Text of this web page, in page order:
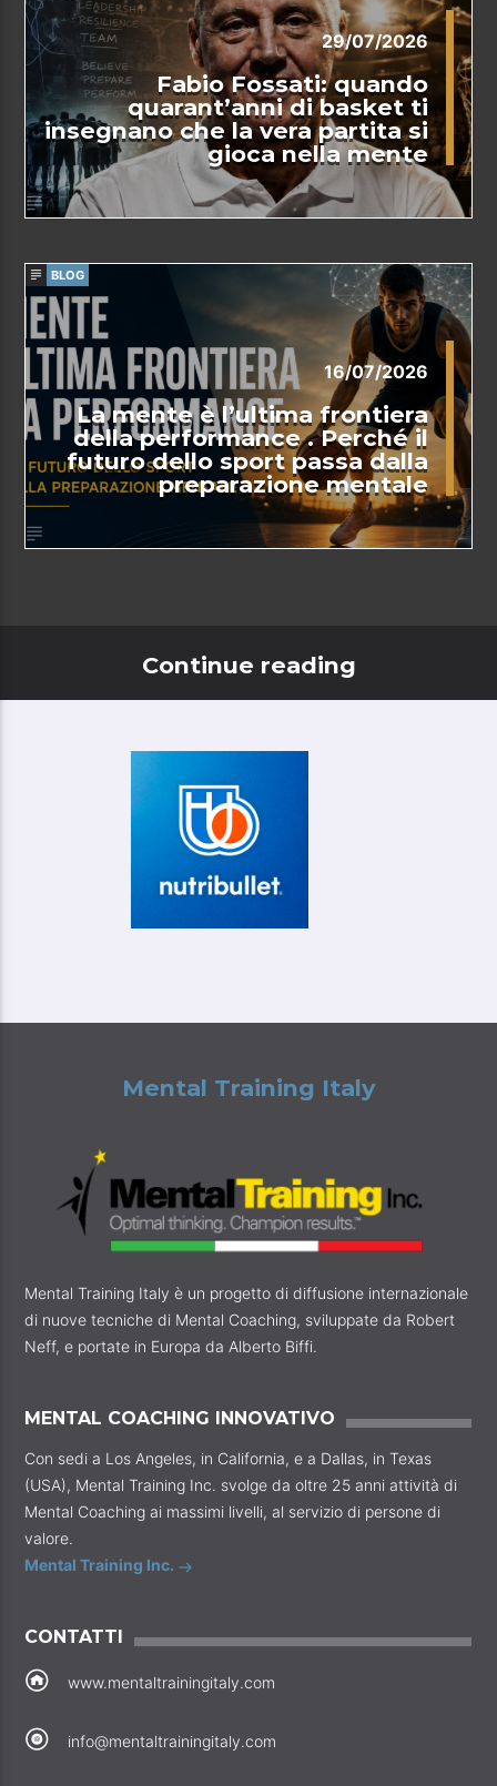
29/07/2026
Fabio Fossati: quando
quarant’anni di basket ti
insegnano che la vera partita si
gioca nella mente
BLOG
16/07/2026
La mente è l’ultima frontiera
della performance . Perché il
futuro dello sport passa dalla
preparazione mentale
Continue reading
Mental Training Italy
Mental Training Italy è un progetto di diffusione internazionale
di nuove tecniche di Mental Coaching, sviluppate da Robert
Neff, e portate in Europa da Alberto Biffi.
MENTAL COACHING INNOVATIVO
Con sedi a Los Angeles, in California, e a Dallas, in Texas
(USA), Mental Training Inc. svolge da oltre 25 anni attività di
Mental Coaching ai massimi livelli, al servizio di persone di
valore.
Mental Training Inc.
CONTATTI
www.mentaltrainingitaly.com
info@mentaltrainingitaly.com